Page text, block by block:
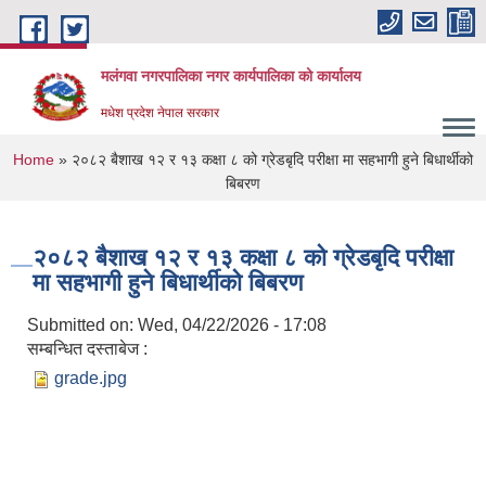
Skip to main content
मलंगवा नगरपालिका नगर कार्यपालिका को कार्यालय
मधेश प्रदेश नेपाल सरकार
You are here
Home » २०८२ बैशाख १२ र १३ कक्षा ८ को ग्रेडबृदि परीक्षा मा सहभागी हुने बिधार्थीको
बिबरण
२०८२ बैशाख १२ र १३ कक्षा ८ को ग्रेडबृदि परीक्षा
मा सहभागी हुने बिधार्थीको बिबरण
Submitted on: Wed, 04/22/2026 - 17:08
सम्बन्धित दस्ताबेज :
grade.jpg